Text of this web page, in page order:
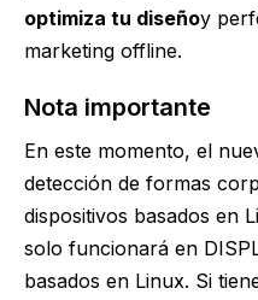
optimiza tu diseñoy
marketing offline.
Nota importante
En este momento, el
detección de formas
dispositivos basados en
solo funcionará en
basados en Linux. Si